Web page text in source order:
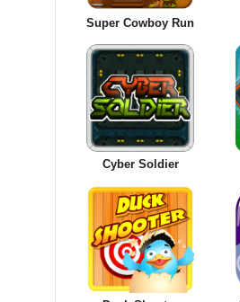
Super Cowboy Run
Cyber Soldier